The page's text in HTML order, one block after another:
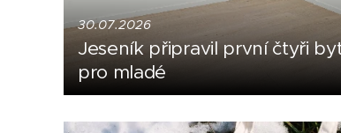
30.07.2026
Jeseník připravil první čtyři
pro mladé